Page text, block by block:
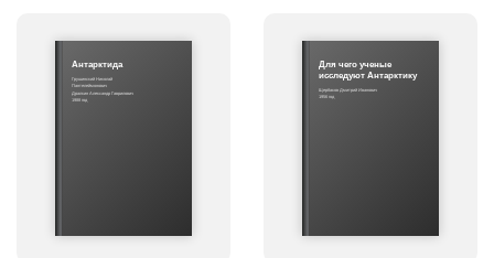
Антарктида
Грушинский Николай
Пантелеймонович
Дралкин Александр Гаврилович
1988 год
Для чего ученые
исследуют Антарктику
Щербаков Дмитрий Иванович
1956 год